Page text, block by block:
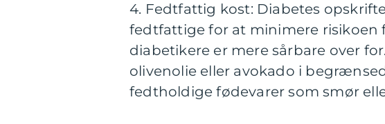
4. Fedtfattig kost: Diabetes
fedtfattige for at minimere risikoen
diabetikere er mere sårbare over
olivenolie eller avokado i
fedtholdige fødevarer som smør